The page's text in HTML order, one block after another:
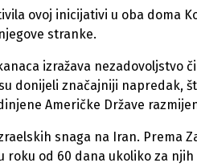
ovoj inicijativi u oba doma
stranke.
izražava nezadovoljstvo
donijeli značajniji napredak,
Američke Države
snaga na Iran. Prema
od 60 dana ukoliko za